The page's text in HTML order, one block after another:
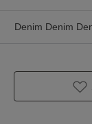
製造国
Denim Denim